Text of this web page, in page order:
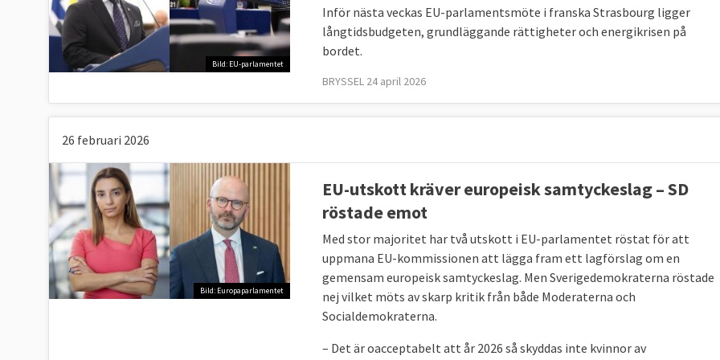
Bild: EU-parlamentet
Inför nästa veckas EU-parlamentsmöte i franska Strasbourg ligger
långtidsbudgeten, grundläggande rättigheter och energikrisen på
bordet.
BRYSSEL 24 april 2026
26 februari 2026
Bild: Europaparlamentet
EU-utskott kräver europeisk samtyckeslag – SD
röstade emot
Med stor majoritet har två utskott i EU-parlamentet röstat för att
uppmana EU-kommissionen att lägga fram ett lagförslag om en
gemensam europeisk samtyckeslag. Men Sverigedemokraterna röstade
nej vilket möts av skarp kritik från både Moderaterna och
Socialdemokraterna.
– Det är oacceptabelt att år 2026 så skyddas inte kvinnor av